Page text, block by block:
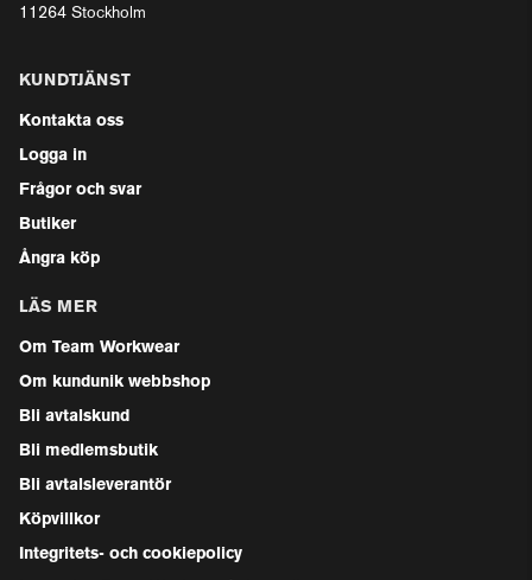
11264 Stockholm
KUNDTJÄNST
Kontakta oss
Logga in
Frågor och svar
Butiker
Ångra köp
LÄS MER
Om Team Workwear
Om kundunik webbshop
Bli avtalskund
Bli medlemsbutik
Bli avtalsleverantör
Köpvillkor
Integritets- och cookiepolicy